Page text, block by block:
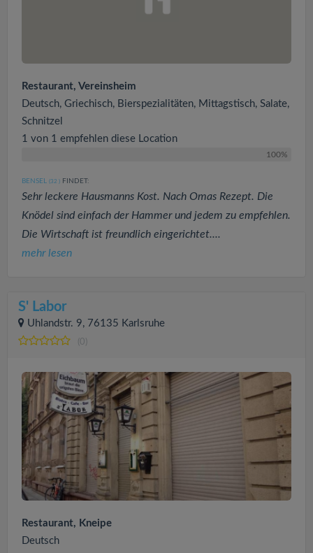
Restaurant, Vereinsheim
Deutsch, Griechisch, Bierspezialitäten, Mittagstisch, Salate,
Schnitzel
1 von 1 empfehlen diese Location
100%
BENSEL (32 ) FINDET:
Sehr leckere Hausmanns Kost. Nach Omas Rezept. Die
Knödel sind einfach der Hammer und jedem zu empfehlen.
Die Wirtschaft ist freundlich eingerichtet....
mehr lesen
S' Labor
Uhlandstr. 9, 76135 Karlsruhe
(0)
Restaurant, Kneipe
Deutsch